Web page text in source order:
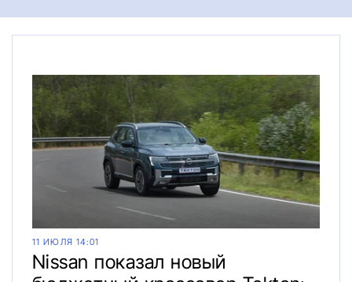
11 ИЮЛЯ 14:01
Nissan показал новый